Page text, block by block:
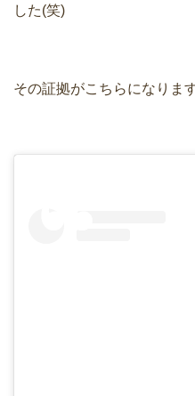
した(笑)
その証拠がこちらになりま